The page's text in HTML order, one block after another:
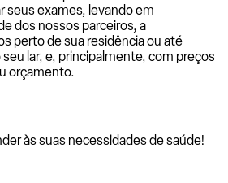
seus exames, levando em
dos nossos parceiros, a
perto de sua residência ou até
lar, e, principalmente, com preços
orçamento.
às suas necessidades de saúde!